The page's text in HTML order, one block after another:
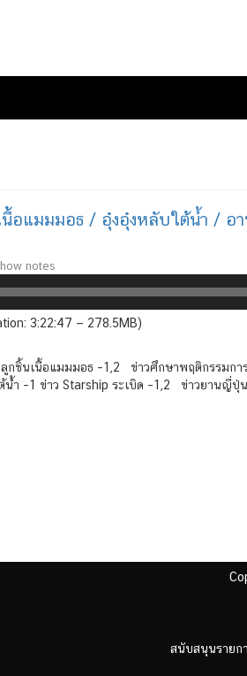
อแมมมอธ / อุ๋งอุ๋งหลับใต้น้ำ / อา
notes
3:22:47 — 278.5MB)
ลูกชิ้นเนื้อแมมมอธ –1,2 ข่าวศึกษาพฤติกรรมก
ำ –1 ข่าว Starship ระเบิด –1,2 ข่าวยานญี่ปุ่
สนับสนุนรายก